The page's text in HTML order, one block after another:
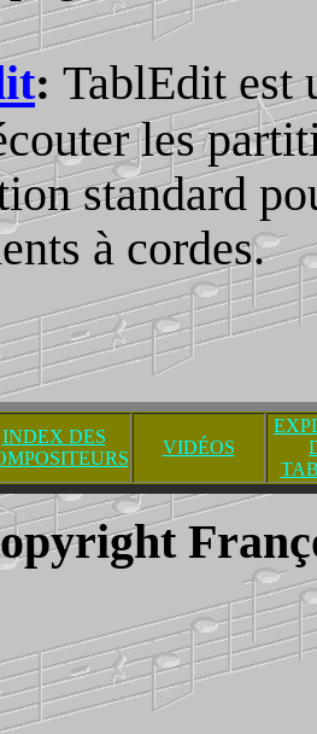
: TablEdit est
les
standard
à cordes.
INDEX DES
VIDÉOS